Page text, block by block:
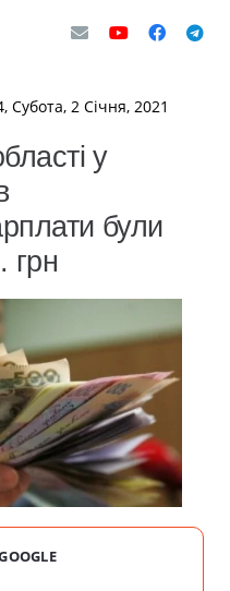
Субота, 2 Січня, 2021
у
були
грн